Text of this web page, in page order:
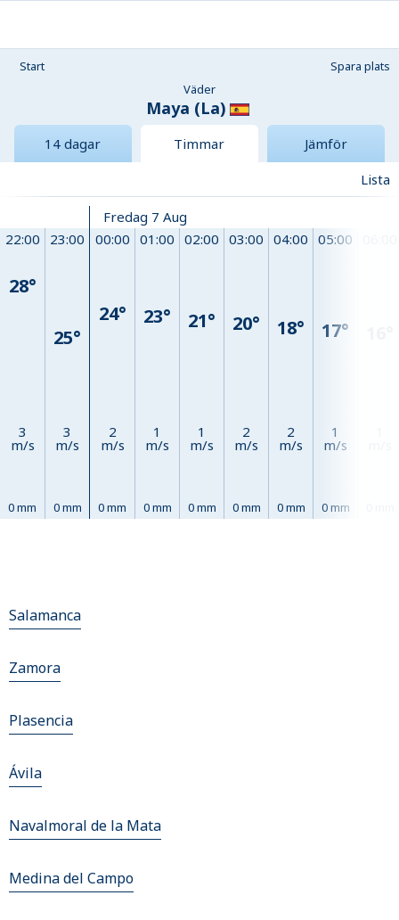
Start
Spara plats
Väder
Maya (La)
14 dagar Timmar
Jämför
Lista
22:00
28°
3
m/s
0 mm
23:00
25°
3
m/s
0 mm
Fredag 7 Aug
00:00
24°
2
m/s
0 mm
01:00
23°
1
m/s
0 mm
02:00
21°
1
m/s
0 mm
03:00
20°
2
m/s
0 mm
04:00
18°
2
m/s
0 mm
05:00
17°
1
m/s
0 mm
Salamanca
Zamora
Plasencia
Ávila
Navalmoral de la Mata
Medina del Campo